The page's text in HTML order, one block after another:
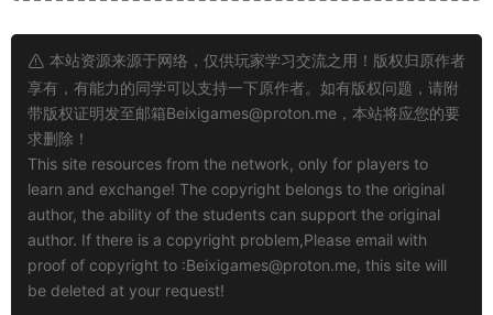
本站资源来源于网络，仅供玩家学习交流之用！版权归原作者
享有，有能力的同学可以支持一下原作者。如有版权问题，请附
带版权证明发至邮箱Beixigames@proton.me ，本站将应您的要
求删除！
This site resources from the network, only for players to
learn and exchange! The copyright belongs to the original
author, the ability of the students can support the original
author. If there is a copyright problem,Please email with
proof of copyright to :Beixigames@proton.me, this site will
be deleted at your request!